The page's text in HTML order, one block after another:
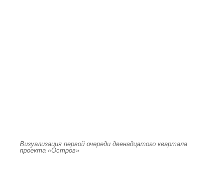
Визуализация первой очереди двенадцатого квартала
проекта «Остров»